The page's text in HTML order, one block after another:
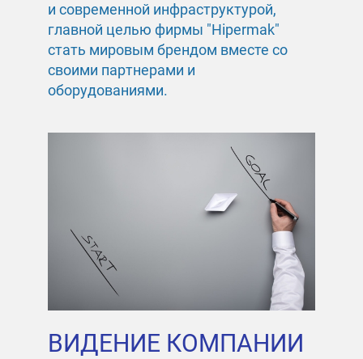
и современной инфраструктурой,
главной целью фирмы "Hipermak"
стать мировым брендом вместе со
своими партнерами и
оборудованиями.
ВИДЕНИЕ КОМПАНИИ